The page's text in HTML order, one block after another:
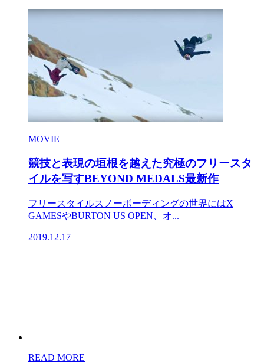
MOVIE
競技と表現の垣根を越えた究極のフリースタ
イルを写すBEYOND MEDALS最新作
フリースタイルスノーボーディングの世界にはX
GAMESやBURTON US OPEN、オ...
2019.12.17
READ MORE